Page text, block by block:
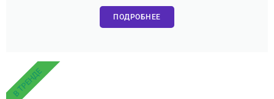
ПОДРОБНЕЕ
В ТРЕНДЕ